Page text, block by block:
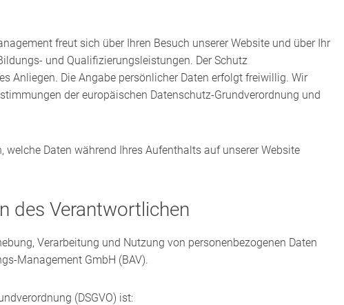
freut sich über Ihren Besuch unserer Website und über Ihr
und Qualifizierungsleistungen. Der Schutz
Anliegen. Die Angabe persönlicher Daten erfolgt freiwillig. Wir
der europäischen Datenschutz-Grundverordnung und
Daten während Ihres Aufenthalts auf unserer Website
des Verantwortlichen
Verarbeitung und Nutzung von personenbezogenen Daten
Management GmbH (BAV).
(DSGVO) ist: